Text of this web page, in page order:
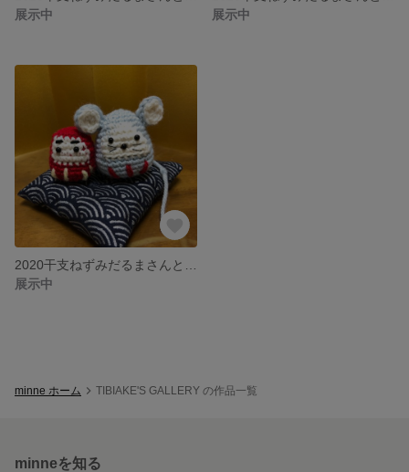
展示中
展示中
展示中
minne ホーム TIBIAKE'S GALLERY の作品一覧
minneを知る